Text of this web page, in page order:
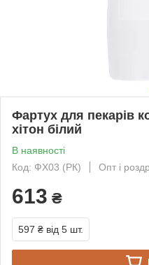
Фартух для пекарів
хітон білий
В наявності
Код: ФХ03 (РК)
Опт і
613 ₴
597 ₴ від 5 шт.